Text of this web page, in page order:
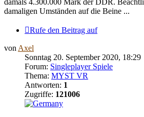
damaligen Umständen auf die Beine ...
Rufe den Beitrag auf
von Axel
Sonntag 20. September 2020, 18:29
Forum: Singleplayer Spiele
Thema: MYST VR
Antworten: 1
Zugriffe: 121006